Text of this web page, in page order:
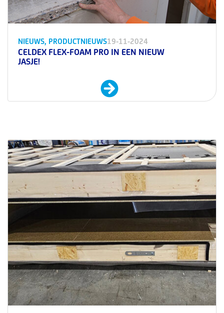
NIEUWS, PRODUCTNIEUWS19-11-2024
CELDEX FLEX-FOAM PRO IN EEN NIEUW
JASJE!